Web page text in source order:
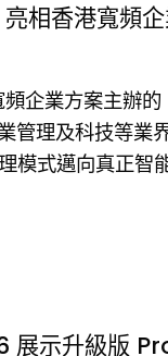
香港寬頻企
企業方案主辦的
管理及科技等業
模式邁向真正智
示升級版